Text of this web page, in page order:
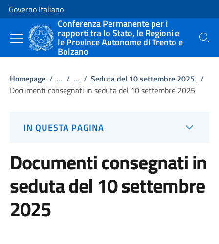
Vai al contenuto
Vai alla navigazione del sito
Governo Italiano
Conferenza Permanente per i
rapporti tra lo Stato, le Regioni e
le Province Autonome di Trento e
Bolzano
Cerca
Homepage / ... / ... / Seduta del 10 settembre 2025 /
Documenti consegnati in seduta del 10 settembre 2025
IN QUESTA PAGINA
Documenti consegnati in
seduta del 10 settembre
2025